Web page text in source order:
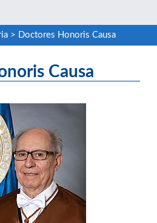
> Doctores Honoris Causa
Causa